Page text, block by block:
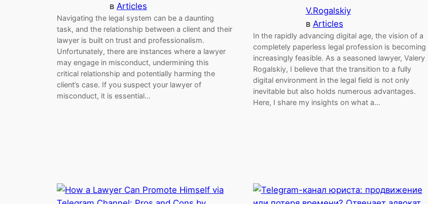
в Articles
Navigating the legal system can be a daunting
task, and the relationship between a client and their
lawyer is built on trust and professionalism.
Unfortunately, there are instances where a lawyer
may engage in misconduct, undermining this
critical relationship and potentially harming the
client’s case. If you suspect your lawyer of
misconduct, it is essential…
V.Rogalskiy
в Articles
In the rapidly advancing digital age, the vision of a
completely paperless legal profession is becoming
increasingly feasible. As a seasoned lawyer, Valery
Rogalskiy, I believe that the transition to a fully
digital environment in the legal field is not only
inevitable but also holds numerous advantages.
Here, I share my insights on what a…